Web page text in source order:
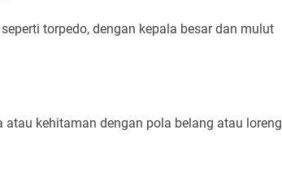
torpedo, dengan kepala besar dan mulut
atau kehitaman dengan pola belang atau loreng